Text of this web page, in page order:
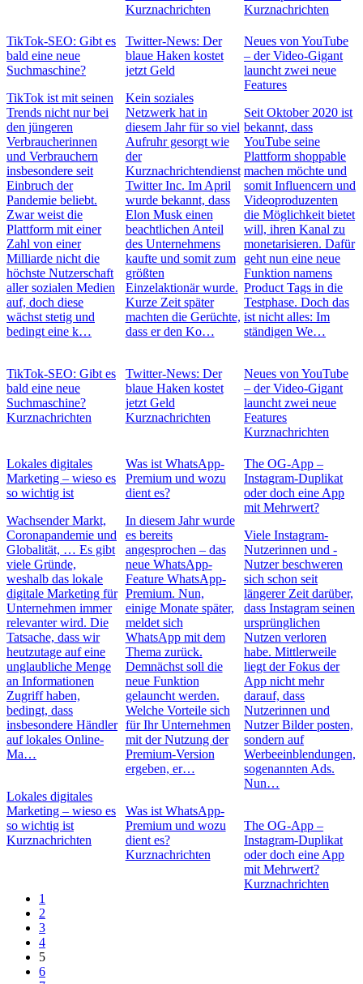
Kurznachrichten
Kurznachrichten
TikTok-SEO: Gibt es
bald eine neue
Suchmaschine?
TikTok ist mit seinen
Trends nicht nur bei
den jüngeren
Verbraucherinnen
und Verbrauchern
insbesondere seit
Einbruch der
Pandemie beliebt.
Zwar weist die
Plattform mit einer
Zahl von einer
Milliarde nicht die
höchste Nutzerschaft
aller sozialen Medien
auf, doch diese
wächst stetig und
bedingt eine k…
TikTok-SEO: Gibt es
bald eine neue
Suchmaschine?
Kurznachrichten
Twitter-News: Der
blaue Haken kostet
jetzt Geld
Kein soziales
Netzwerk hat in
diesem Jahr für so viel
Aufruhr gesorgt wie
der
Kurznachrichtendienst
Twitter Inc. Im April
wurde bekannt, dass
Elon Musk einen
beachtlichen Anteil
des Unternehmens
kaufte und somit zum
größten
Einzelaktionär wurde.
Kurze Zeit später
machten die Gerüchte,
dass er den Ko…
Twitter-News: Der
blaue Haken kostet
jetzt Geld
Kurznachrichten
Neues von YouTube
– der Video-Gigant
launcht zwei neue
Features
Seit Oktober 2020 ist
bekannt, dass
YouTube seine
Plattform shoppable
machen möchte und
somit Influencern und
Videoproduzenten
die Möglichkeit bietet
will, ihren Kanal zu
monetarisieren. Dafür
geht nun eine neue
Funktion namens
Product Tags in die
Testphase. Doch das
ist nicht alles: Im
ständigen We…
Neues von YouTube
– der Video-Gigant
launcht zwei neue
Features
Kurznachrichten
Lokales digitales
Marketing – wieso es
so wichtig ist
Wachsender Markt,
Coronapandemie und
Globalität, … Es gibt
viele Gründe,
weshalb das lokale
digitale Marketing für
Unternehmen immer
relevanter wird. Die
Tatsache, dass wir
heutzutage auf eine
unglaubliche Menge
an Informationen
Zugriff haben,
bedingt, dass
insbesondere Händler
auf lokales Online-
Ma…
Lokales digitales
Marketing – wieso es
so wichtig ist
Kurznachrichten
Was ist WhatsApp-
Premium und wozu
dient es?
In diesem Jahr wurde
es bereits
angesprochen – das
neue WhatsApp-
Feature WhatsApp-
Premium. Nun,
einige Monate später,
meldet sich
WhatsApp mit dem
Thema zurück.
Demnächst soll die
neue Funktion
gelauncht werden.
Welche Vorteile sich
für Ihr Unternehmen
mit der Nutzung der
Premium-Version
ergeben, er…
Was ist WhatsApp-
Premium und wozu
dient es?
Kurznachrichten
The OG-App –
Instagram-Duplikat
oder doch eine App
mit Mehrwert?
Viele Instagram-
Nutzerinnen und -
Nutzer beschweren
sich schon seit
längerer Zeit darüber,
dass Instagram seinen
ursprünglichen
Nutzen verloren
habe. Mittlerweile
liegt der Fokus der
App nicht mehr
darauf, dass
Nutzerinnen und
Nutzer Bilder posten,
sondern auf
Werbeeinblendungen,
sogenannten Ads.
Nun…
The OG-App –
Instagram-Duplikat
oder doch eine App
mit Mehrwert?
Kurznachrichten
1
2
3
4
5
6